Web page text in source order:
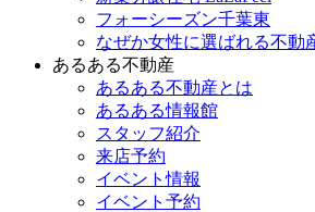
フォーシーズン千葉東
なぜか女性に選ばれる不動
あるある不動産
あるある不動産とは
あるある情報館
スタッフ紹介
来店予約
イベント情報
イベント予約